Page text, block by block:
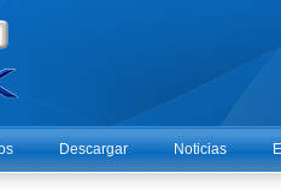
Descargar Noticias